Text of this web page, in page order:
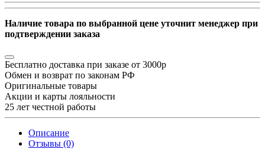
Наличие товара по выбранной цене уточнит менеджер при
подтверждении заказа
Бесплатно доставка при заказе от 3000р
Обмен и возврат по законам РФ
Оригинальные товары
Акции и карты лояльности
25 лет честной работы
Описание
Отзывы (0)